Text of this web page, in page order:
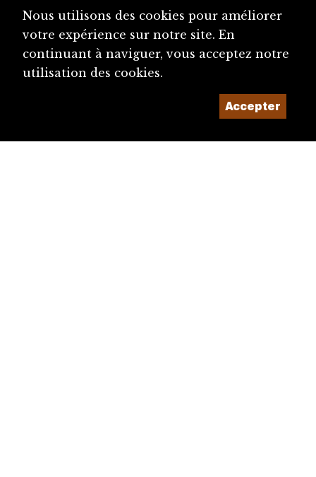
Nous utilisons des cookies pour améliorer
votre expérience sur notre site. En
continuant à naviguer, vous acceptez notre
utilisation des cookies.
Accepter